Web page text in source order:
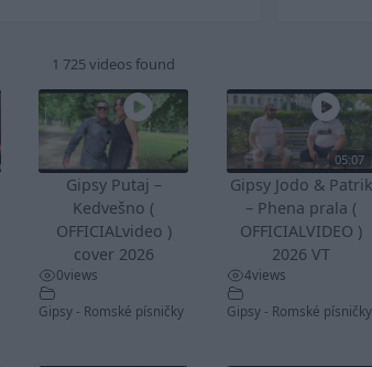
1 725 videos found
Gipsy Putaj –
Kedvešno (
OFFICIALvideo )
cover 2026
0views
Gipsy - Romské písničky
05:07
Gipsy Jodo & Patrik
– Phena prala (
OFFICIALVIDEO )
2026 VT
4views
Gipsy - Romské písničky